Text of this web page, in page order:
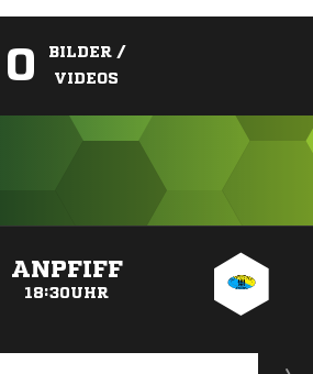
0
BILDER /
VIDEOS
ANPFIFF
18:30UHR